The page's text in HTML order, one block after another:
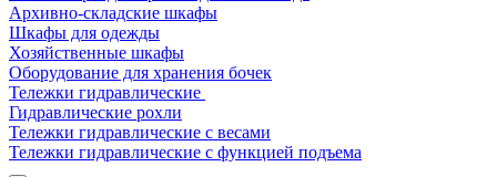
Архивно-складские шкафы
Шкафы для одежды
Хозяйственные шкафы
Оборудование для хранения бочек
Тележки гидравлические
Гидравлические рохли
Тележки гидравлические с весами
Тележки гидравлические с функцией подъема